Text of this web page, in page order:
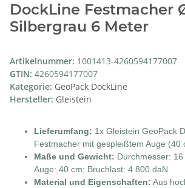
DockLine Festmacher
Silbergrau 6 Meter
Artikelnummer: 1001413-4260594177007
GTIN: 4260594177007
Kategorie: GeoPack DockLine
Hersteller: Gleistein
Lieferumfang: 1x Gleistein GeoPack
Festmacher mit gespleißtem Auge (40
Maße und Gewicht: Durchmesser:
Auge: 40 cm; Bruchlast: 4.800 daN
Material und Eigenschaften: Aus